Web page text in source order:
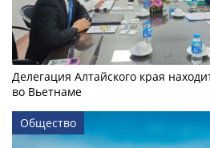
Делегация Алтайского края
во Вьетнаме
Общество